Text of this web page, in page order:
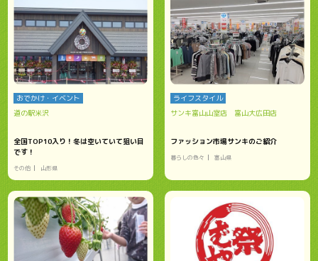
おでかけ・イベント
道の駅米沢
全国TOP10入り！冬は空いていて狙い目
です！
その他 山形県
ライフスタイル
サンキ富山山室店 富山大広田店
ファッション市場サンキのご紹介
暮らしの色々 富山県